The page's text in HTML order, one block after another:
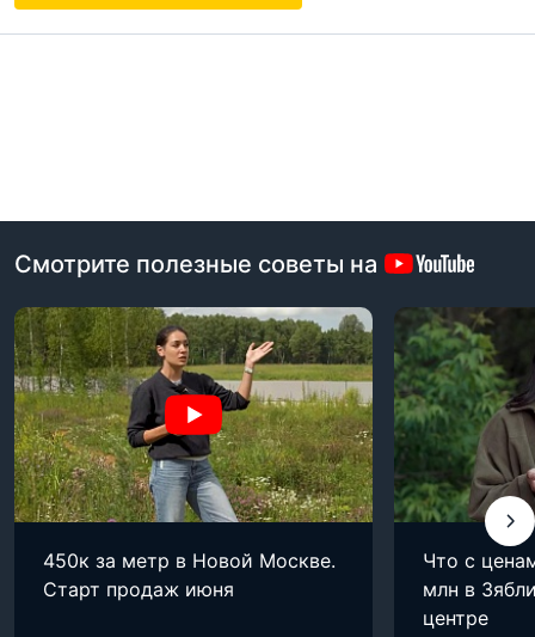
Смотрите полезные советы на
450к за метр в Новой Москве.
Старт продаж июня
Что с
млн в
центре